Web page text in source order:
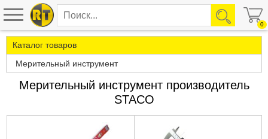
0
Каталог товаров
Мерительный инструмент
Мерительный инструмент производитель
STACO